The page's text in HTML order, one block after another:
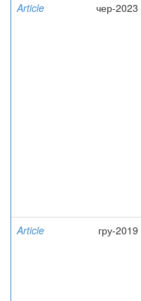
Article чер-2023
Article
гру-2019